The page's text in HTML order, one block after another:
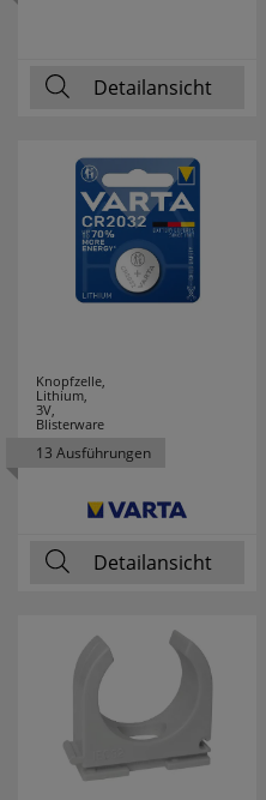
Detailansicht
Knopfzelle,
Lithium,
3V,
Blisterware
13 Ausführungen
Detailansicht
erneutem Aufruf die
Google Maps
Alle